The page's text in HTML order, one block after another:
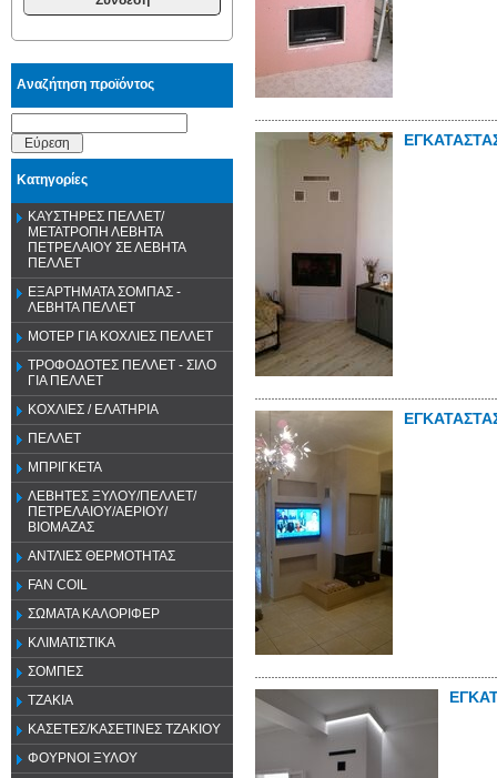
Αναζήτηση προϊόντος
Εύρεση
Κατηγορίες
ΚΑΥΣΤΗΡΕΣ ΠΕΛΛΕΤ/
ΜΕΤΑΤΡΟΠΗ ΛΕΒΗΤΑ
ΠΕΤΡΕΛΑΙΟΥ ΣΕ ΛΕΒΗΤΑ
ΠΕΛΛΕΤ
ΕΞΑΡΤΗΜΑΤΑ ΣΟΜΠΑΣ -
ΛΕΒΗΤΑ ΠΕΛΛΕΤ
ΜΟΤΕΡ ΓΙΑ ΚΟΧΛΙΕΣ ΠΕΛΛΕΤ
ΤΡΟΦΟΔΟΤΕΣ ΠΕΛΛΕΤ - ΣΙΛΟ
ΓΙΑ ΠΕΛΛΕΤ
ΚΟΧΛΙΕΣ / ΕΛΑΤΗΡΙΑ
ΠΕΛΛΕΤ
ΜΠΡΙΓΚΕΤΑ
ΛΕΒΗΤΕΣ ΞΥΛΟΥ/ΠΕΛΛΕΤ/
ΠΕΤΡΕΛΑΙΟΥ/ΑΕΡΙΟΥ/
ΒΙΟΜΑΖΑΣ
ΑΝΤΛΙΕΣ ΘΕΡΜΟΤΗΤΑΣ
FAN COIL
ΣΩΜΑΤΑ ΚΑΛΟΡΙΦΕΡ
ΚΛΙΜΑΤΙΣΤΙΚΑ
ΣΟΜΠΕΣ
ΤΖΑΚΙΑ
ΚΑΣΕΤΕΣ/ΚΑΣΕΤΙΝΕΣ ΤΖΑΚΙΟΥ
ΦΟΥΡΝΟΙ ΞΥΛΟΥ